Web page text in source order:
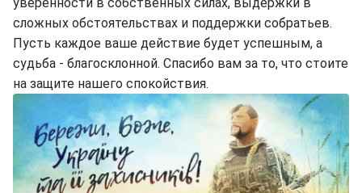
сложных обстоятельствах и поддержки собратьев.
Пусть каждое ваше действие будет успешным, а
судьба - благосклонной. Спасибо вам за то, что стоите
на защите нашего спокойствия.